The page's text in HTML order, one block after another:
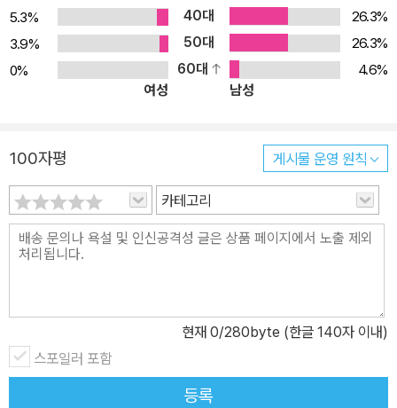
5.3%
40대
26.3%
3.9%
50대
26.3%
0%
60대
4.6%
여성
남성
100자평 게시물 운영 원칙
카테고리
현재 0/280byte (한글 140자 이내)
스포일러 포함
등록